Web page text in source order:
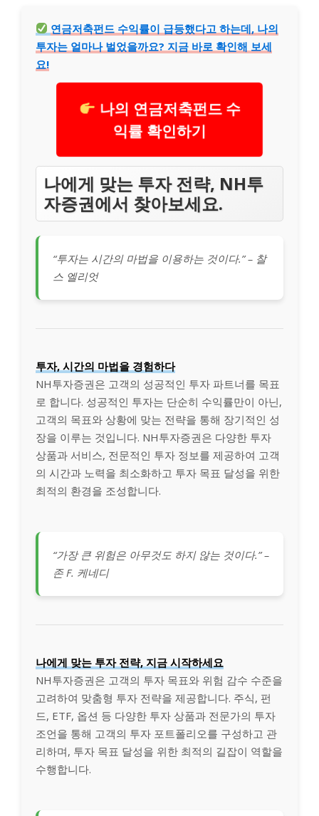
연금저축펀드 수익률이 급등했다고 하는데, 나의
투자는 얼마나 벌었을까요? 지금 바로 확인해 보세
요!
나의 연금저축펀드 수
익률 확인하기
나에게 맞는 투자 전략, NH투
자증권에서 찾아보세요.
“투자는 시간의 마법을 이용하는 것이다.” – 찰
스 엘리엇
투자, 시간의 마법을 경험하다
NH투자증권은 고객의 성공적인 투자 파트너를 목표
로 합니다. 성공적인 투자는 단순히 수익률만이 아닌,
고객의 목표와 상황에 맞는 전략을 통해 장기적인 성
장을 이루는 것입니다. NH투자증권은 다양한 투자
상품과 서비스, 전문적인 투자 정보를 제공하여 고객
의 시간과 노력을 최소화하고 투자 목표 달성을 위한
최적의 환경을 조성합니다.
“가장 큰 위험은 아무것도 하지 않는 것이다.” –
존 F. 케네디
나에게 맞는 투자 전략, 지금 시작하세요
NH투자증권은 고객의 투자 목표와 위험 감수 수준을
고려하여 맞춤형 투자 전략을 제공합니다. 주식, 펀
드, ETF, 옵션 등 다양한 투자 상품과 전문가의 투자
조언을 통해 고객의 투자 포트폴리오를 구성하고 관
리하며, 투자 목표 달성을 위한 최적의 길잡이 역할을
수행합니다.